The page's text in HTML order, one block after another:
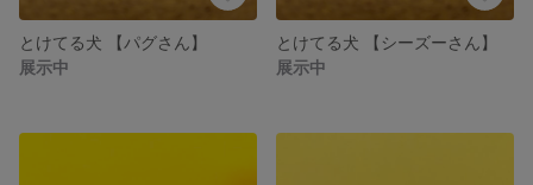
とけてる犬 【パグさん】
展示中
とけてる犬 【シーズーさん】
展示中